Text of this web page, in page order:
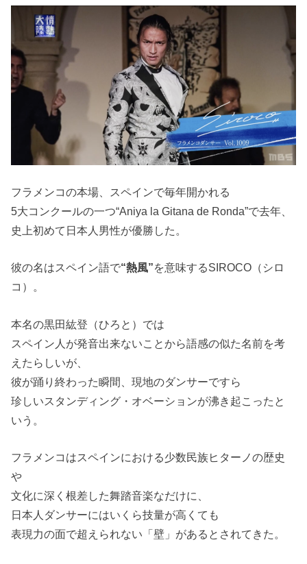
フラメンコの本場、スペインで毎年開かれる
5大コンクールの一つ“Aniya la Gitana de Ronda”で去年、
史上初めて日本人男性が優勝した。
彼の名はスペイン語で“熱風”を意味するSIROCO（シロ
コ）。
本名の黒田紘登（ひろと）では
スペイン人が発音出来ないことから語感の似た名前を考
えたらしいが、
彼が踊り終わった瞬間、現地のダンサーですら
珍しいスタンディング・オベーションが沸き起こったと
いう。
フラメンコはスペインにおける少数民族ヒターノの歴史
や
文化に深く根差した舞踏音楽なだけに、
日本人ダンサーにはいくら技量が高くても
表現力の面で超えられない「壁」があるとされてきた。